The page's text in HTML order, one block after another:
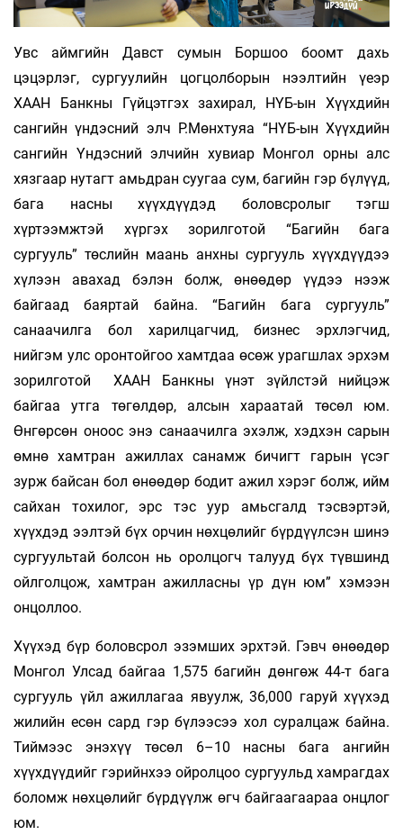
Увс аймгийн Давст сумын Боршоо боомт дахь
цэцэрлэг, сургуулийн цогцолборын нээлтийн үеэр
ХААН Банкны Гүйцэтгэх захирал, НҮБ-ын Хүүхдийн
сангийн үндэсний элч Р.Мөнхтуяа “НҮБ-ын Хүүхдийн
сангийн Үндэсний элчийн хувиар Монгол орны алс
хязгаар нутагт амьдран суугаа сум, багийн гэр бүлүүд,
бага насны хүүхдүүдэд боловсролыг тэгш
хүртээмжтэй хүргэх зорилготой “Багийн бага
сургууль” төслийн маань анхны сургууль хүүхдүүдээ
хүлээн авахад бэлэн болж, өнөөдөр үүдээ нээж
байгаад баяртай байна. “Багийн бага сургууль”
санаачилга бол харилцагчид, бизнес эрхлэгчид,
нийгэм улс оронтойгоо хамтдаа өсөж урагшлах эрхэм
зорилготой ХААН Банкны үнэт зүйлстэй нийцэж
байгаа утга төгөлдөр, алсын хараатай төсөл юм.
Өнгөрсөн оноос энэ санаачилга эхэлж, хэдхэн сарын
өмнө хамтран ажиллах санамж бичигт гарын үсэг
зурж байсан бол өнөөдөр бодит ажил хэрэг болж, ийм
сайхан тохилог, эрс тэс уур амьсгалд тэсвэртэй,
хүүхдэд ээлтэй бүх орчин нөхцөлийг бүрдүүлсэн шинэ
сургуультай болсон нь оролцогч талууд бүх түвшинд
ойлголцож, хамтран ажилласны үр дүн юм” хэмээн
онцоллоо.
Хүүхэд бүр боловсрол эзэмших эрхтэй. Гэвч өнөөдөр
Монгол Улсад байгаа 1,575 багийн дөнгөж 44-т бага
сургууль үйл ажиллагаа явуулж, 36,000 гаруй хүүхэд
жилийн есөн сард гэр бүлээсээ хол суралцаж байна.
Тиймээс энэхүү төсөл 6–10 насны бага ангийн
хүүхдүүдийг гэрийнхээ ойролцоо сургуульд хамрагдах
боломж нөхцөлийг бүрдүүлж өгч байгаагаараа онцлог
юм.